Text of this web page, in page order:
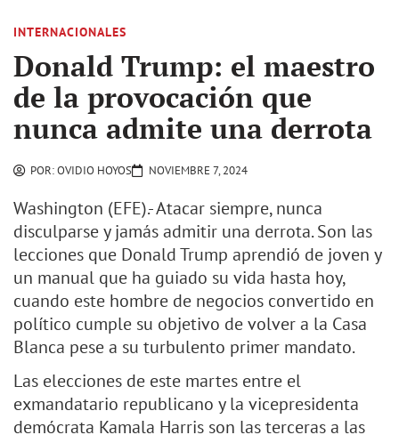
INTERNACIONALES
Donald Trump: el maestro
de la provocación que
nunca admite una derrota
POR:OVIDIO HOYOS NOVIEMBRE 7, 2024
Washington (EFE).- Atacar siempre, nunca
disculparse y jamás admitir una derrota. Son las
lecciones que Donald Trump aprendió de joven y
un manual que ha guiado su vida hasta hoy,
cuando este hombre de negocios convertido en
político cumple su objetivo de volver a la Casa
Blanca pese a su turbulento primer mandato.
Las elecciones de este martes entre el
exmandatario republicano y la vicepresidenta
demócrata Kamala Harris son las terceras a las